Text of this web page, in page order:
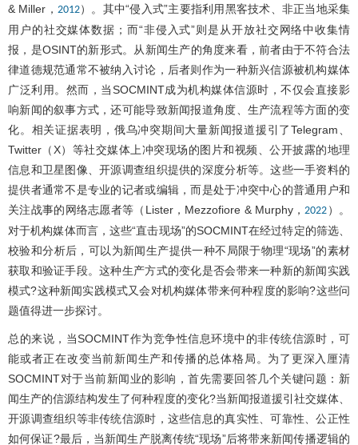
& Miller， 2012）。其中“侵入式”主要指利用黑客技术、非正当地采集
用户的社交媒体数据；而“非侵入式”则是从开放社交网络中收集情
报，是OSINT的新形式。从新闻生产的角度来看，前者由于不符合法
律道德规范通常不被纳入讨论，后者则作为一种新兴信源被机构媒体
广泛利用。然而，当SOCMINT成为机构媒体信源时，不仅会直接影
响新闻的叙事方式，还可能导致新闻报道角度、生产流程等方面的变
化。相关证据表明，俄乌冲突期间大量新闻报道援引了Telegram、
Twitter（X）等社交媒体上冲突现场的图片和视频、公开披露的地理
信息和卫星图像、开源调查组织提供的深度分析等。这些一手资料的
提供者通常不是专业的记者或编辑，而是处于冲突中心的普通用户和
关注战事的网络志愿者等（Lister，Mezzofiore & Murphy， 2022 ）。
对于机构媒体而言，这些“直击现场”的SOCMINT在经过特定的筛选、
校验和分析后，可以为新闻生产提供一种不局限于物理“现场”的素材
获取和验证手段。这种生产方式的变化是否会带来一种新的新闻实践
模式?这种新闻实践模式又会对机构媒体带来何种程度的影响?这些问
题值得进一步探讨。
总的来说，当SOCMINT作为竞争性信息环境中的非传统信源时，可
能或者正在改变当前新闻生产和传播的总体格局。为了更深入厘清
SOCMINT对于当前新闻业的影响，首先需要回答几个关键问题：新
闻生产的信源结构发生了何种程度的变化?当新闻报道援引社交媒体、
开源调查组织等非传统信源时，这些信息的真实性、可靠性、公正性
如何保证?最后，当新闻生产脱离传统“现场”后将带来新闻传播逻辑的